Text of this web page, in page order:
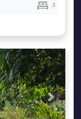
3
Next